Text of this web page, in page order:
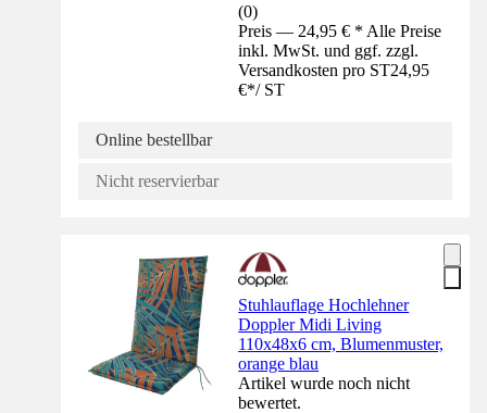
(0)
Preis — 24,95 € * Alle Preise
inkl. MwSt. und ggf. zzgl.
Versandkosten pro ST24,95
€*/ ST
Online bestellbar
Nicht reservierbar
Stuhlauflage Hochlehner
Doppler Midi Living
110x48x6 cm, Blumenmuster,
orange blau
Artikel wurde noch nicht
bewertet.